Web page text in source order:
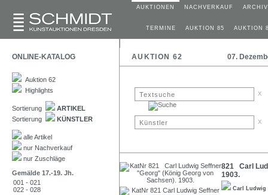
AUKTIONEN NACHVERKAUF ARCHIV
TERMINE AUKTION 85 AUKTION
ONLINE-KATALOG AUKTION 62 07.
Auktion 62
Highlights
Sortierung
ARTIKEL
Sortierung
KÜNSTLER
alle Artikel
nur Nachverkauf
nur Zuschläge
Gemälde 17.-19. Jh.
001 - 021
022 - 028
x
x
821 Carl
1903.
Carl Ludwig